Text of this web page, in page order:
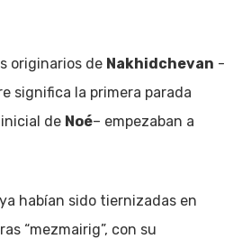
originarios de Nakhidchevan -
significa la primera parada
de Noé– empezaban a
habían sido tiernizadas en
“mezmairig”, con su